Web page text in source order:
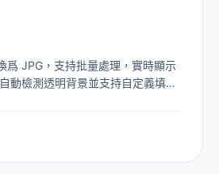
爲 JPG，支持批量處理，實時顯示
動檢測透明背景並支持自定義填充